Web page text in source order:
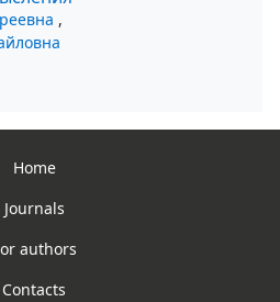
,
Home
Journals
authors
Contacts